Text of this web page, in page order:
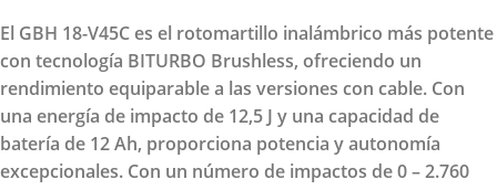
El GBH 18-V45C es el rotomartillo inalámbrico más potente
con tecnología BITURBO Brushless, ofreciendo un
rendimiento equiparable a las versiones con cable. Con
una energía de impacto de 12,5 J y una capacidad de
batería de 12 Ah, proporciona potencia y autonomía
excepcionales. Con un número de impactos de 0 – 2.760